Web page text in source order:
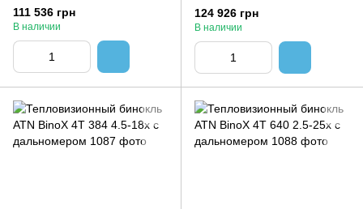
111 536 грн
В наличии
124 926 грн
В наличии